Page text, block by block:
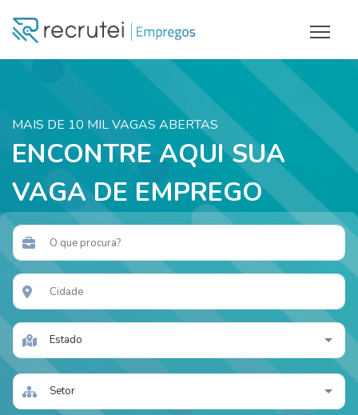
MAIS DE 10 MIL VAGAS ABERTAS
ENCONTRE AQUI SUA
VAGA DE EMPREGO
Estado
Setor